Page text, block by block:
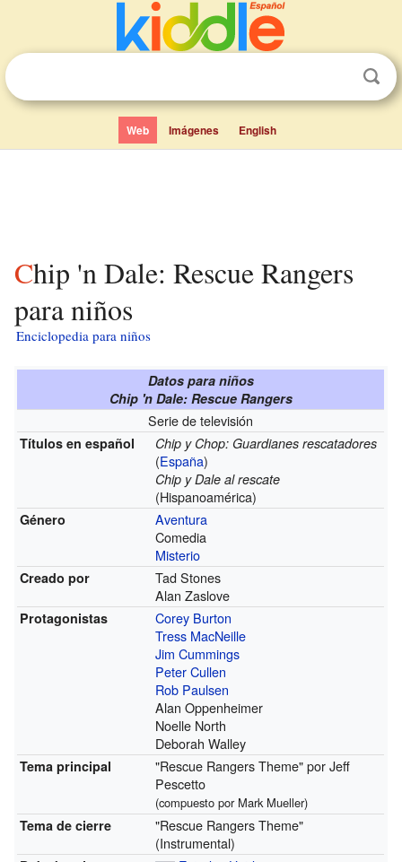
Web Imágenes English
Chip 'n Dale: Rescue Rangers
para niños
Enciclopedia para niños
Datos para niños
Chip 'n Dale: Rescue Rangers
Serie de televisión
Títulos en español Chip y Chop: Guardianes rescatadores
(España)
Chip y Dale al rescate
(Hispanoamérica)
Género
Aventura
Comedia
Misterio
Creado por
Tad Stones
Alan Zaslove
Protagonistas
Corey Burton
Tress MacNeille
Jim Cummings
Peter Cullen
Rob Paulsen
Alan Oppenheimer
Noelle North
Deborah Walley
Tema principal
"Rescue Rangers Theme" por Jeff
Pescetto
(compuesto por Mark Mueller)
Tema de cierre
"Rescue Rangers Theme"
(Instrumental)